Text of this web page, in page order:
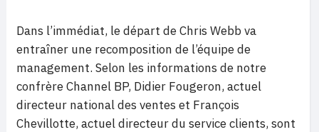
Dans l’immédiat, le départ de Chris Webb va
entraîner une recomposition de l’équipe de
management. Selon les informations de notre
confrère Channel BP, Didier Fougeron, actuel
directeur national des ventes et François
Chevillotte, actuel directeur du service clients, sont